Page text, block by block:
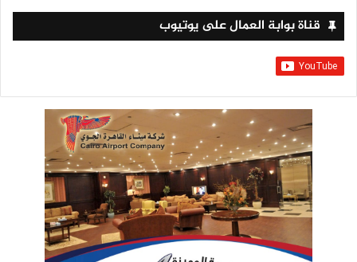
قناة بوابة العمال على يوتيوب